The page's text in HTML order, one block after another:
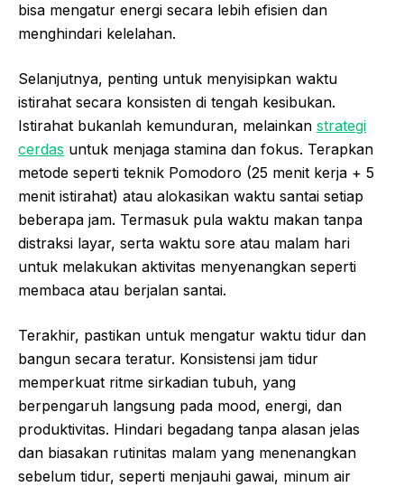
bisa mengatur energi secara lebih efisien dan
menghindari kelelahan.
Selanjutnya, penting untuk menyisipkan waktu
istirahat secara konsisten di tengah kesibukan.
Istirahat bukanlah kemunduran, melainkan strategi
cerdas untuk menjaga stamina dan fokus. Terapkan
metode seperti teknik Pomodoro (25 menit kerja + 5
menit istirahat) atau alokasikan waktu santai setiap
beberapa jam. Termasuk pula waktu makan tanpa
distraksi layar, serta waktu sore atau malam hari
untuk melakukan aktivitas menyenangkan seperti
membaca atau berjalan santai.
Terakhir, pastikan untuk mengatur waktu tidur dan
bangun secara teratur. Konsistensi jam tidur
memperkuat ritme sirkadian tubuh, yang
berpengaruh langsung pada mood, energi, dan
produktivitas. Hindari begadang tanpa alasan jelas
dan biasakan rutinitas malam yang menenangkan
sebelum tidur, seperti menjauhi gawai, minum air